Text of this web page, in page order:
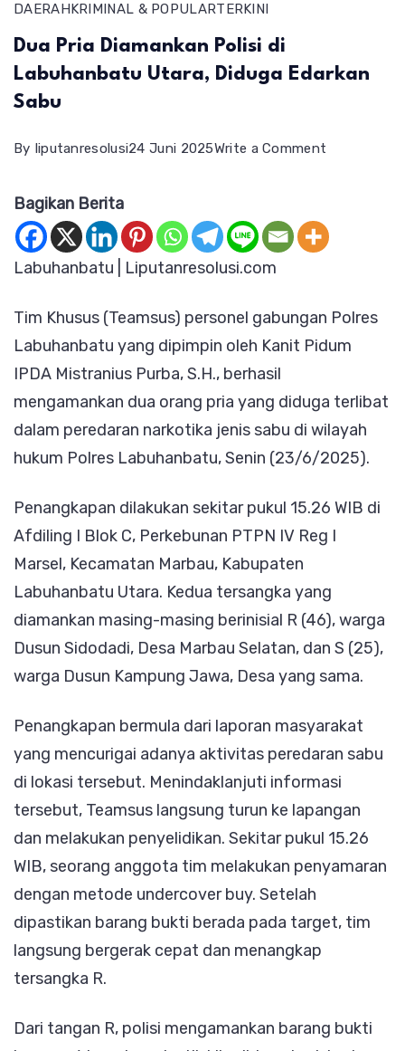
DAERAHKRIMINAL & POPULARTERKINI
Dua Pria Diamankan Polisi di
Labuhanbatu Utara, Diduga Edarkan
Sabu
By liputanresolusi24 Juni 2025Write a Comment
Diamankan
Utara,
Edarkan
Sabu
Bagikan Berita
Labuhanbatu | Liputanresolusi.com
Tim Khusus (Teamsus) personel gabungan Polres
Labuhanbatu yang dipimpin oleh Kanit Pidum
IPDA Mistranius Purba, S.H., berhasil
mengamankan dua orang pria yang diduga terlibat
dalam peredaran narkotika jenis sabu di wilayah
hukum Polres Labuhanbatu, Senin (23/6/2025).
Penangkapan dilakukan sekitar pukul 15.26 WIB di
Afdiling I Blok C, Perkebunan PTPN IV Reg I
Marsel, Kecamatan Marbau, Kabupaten
Labuhanbatu Utara. Kedua tersangka yang
diamankan masing-masing berinisial R (46), warga
Dusun Sidodadi, Desa Marbau Selatan, dan S (25),
warga Dusun Kampung Jawa, Desa yang sama.
Penangkapan bermula dari laporan masyarakat
yang mencurigai adanya aktivitas peredaran sabu
di lokasi tersebut. Menindaklanjuti informasi
tersebut, Teamsus langsung turun ke lapangan
dan melakukan penyelidikan. Sekitar pukul 15.26
WIB, seorang anggota tim melakukan penyamaran
dengan metode undercover buy. Setelah
dipastikan barang bukti berada pada target, tim
langsung bergerak cepat dan menangkap
tersangka R.
Dari tangan R, polisi mengamankan barang bukti